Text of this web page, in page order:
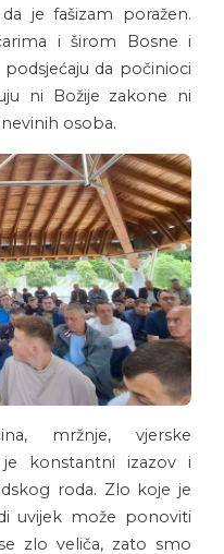
je fašizam poražen.
i širom Bosne i
da počinioci
ni Božije zakone ni
osoba.
mržnje, vjerske
je konstantni izazov i
roda. Zlo koje je
uvijek može ponoviti
zlo veliča, zato smo